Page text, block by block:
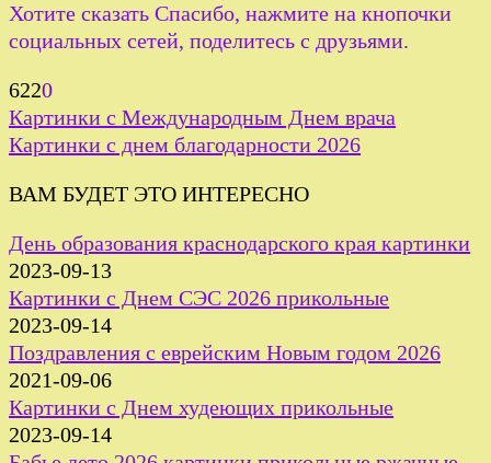
Хотите сказать Спасибо, нажмите на кнопочки
социальных сетей, поделитесь с друзьями.
6220
Картинки с Международным Днем врача
Картинки с днем благодарности 2026
ВАМ БУДЕТ ЭТО ИНТЕРЕСНО
День образования краснодарского края картинки
2023-09-13
Картинки с Днем СЭС 2026 прикольные
2023-09-14
Поздравления с еврейским Новым годом 2026
2021-09-06
Картинки с Днем худеющих прикольные
2023-09-14